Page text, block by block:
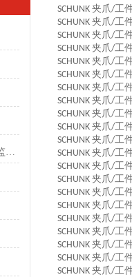
Vaisala温度传感：精准测量，开启温度监测新境界
SCHUNK 夹爪/工
SCHUNK 夹爪/工
SCHUNK 夹爪/工
SCHUNK 夹爪/工
SCHUNK 夹爪/工
SCHUNK 夹爪/工
SCHUNK 夹爪/工
SCHUNK 夹爪/工
SCHUNK 夹爪/工
SCHUNK 夹爪/工
SCHUNK 夹爪/工
SCHUNK 夹爪/工
SCHUNK 夹爪/工
SCHUNK 夹爪/工
SCHUNK 夹爪/工
SCHUNK 夹爪/工
SCHUNK 夹爪/工
SCHUNK 夹爪/工
SCHUNK 夹爪/工
SCHUNK 夹爪/工
SCHUNK 夹爪/工